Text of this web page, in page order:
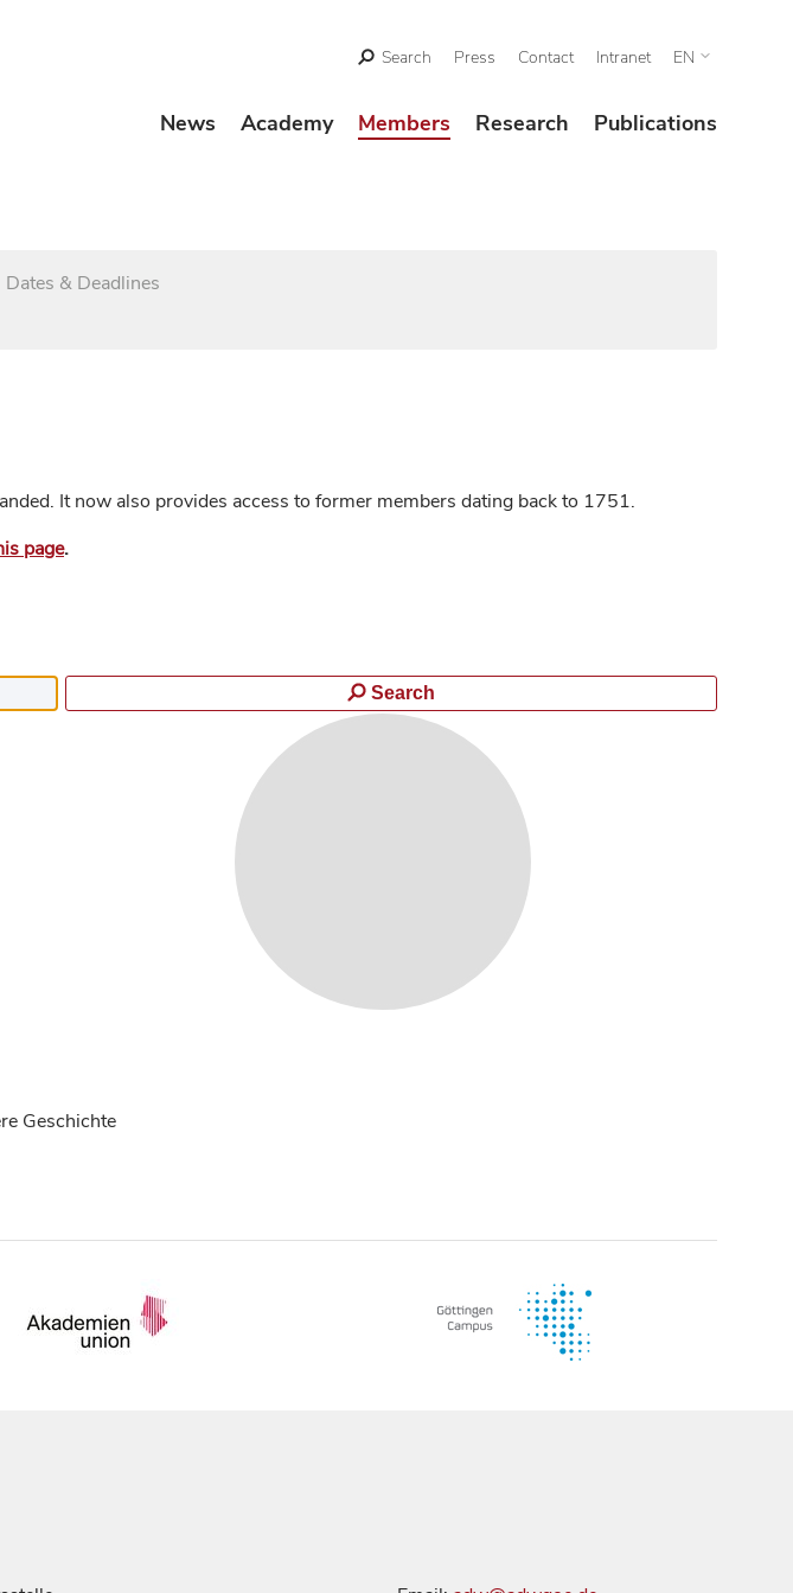
Search Press Contact Intranet EN
News Academy Members Research Publications
Dates & Deadlines
It now also provides access to former members dating back to 1751.
page.
Search
Geschichte